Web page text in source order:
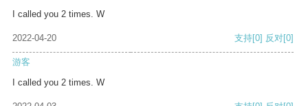
I called you 2 times. W
2022-04-20 支持[0] 反对[0]
游客
I called you 2 times. W